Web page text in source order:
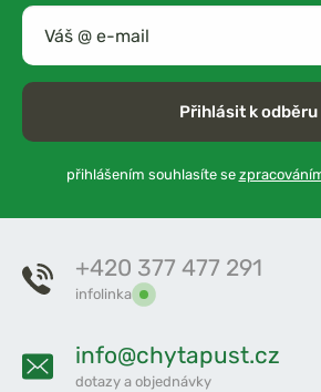
Přihlásit k odběru
přihlášením souhlasíte se
+420 377 477 291
infolinka
info@chytapust.cz
dotazy a objednávky